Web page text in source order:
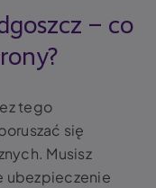
– co
tego
się
Musisz
ubezpieczenie